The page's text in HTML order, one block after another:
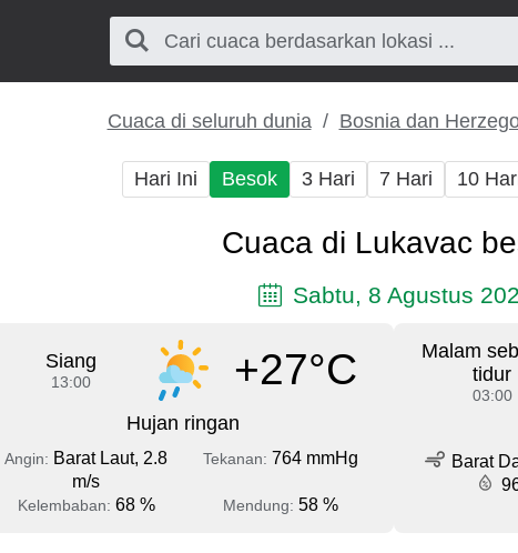
Cuaca di seluruh dunia Bosnia dan
Hari Ini Besok 3 Hari 7 Hari 10
Cuaca di Lukavac
Sabtu, 8 Agustus
Siang
13:00 +27°C
Hujan ringan
Angin: Barat Laut, 2.8
m/s
Tekanan: 764 mmHg
Kelembaban: 68 % Mendung: 58 %
Malam
tidur
03:00
Barat